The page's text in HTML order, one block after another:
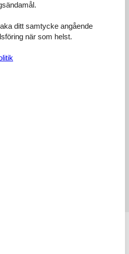
Tolle Einrichtung und sehr, sehr
ditt samtycke angående
när som helst.